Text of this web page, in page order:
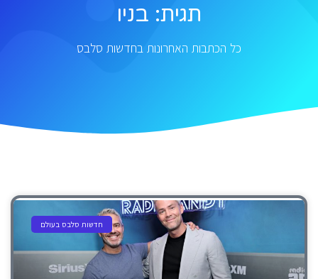
תגית: בניו
כל הכתבות האחרונות בחדשות סלבס
חדשות סלבס בעולם